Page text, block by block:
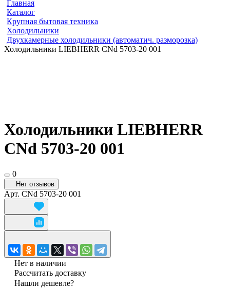
Главная
Каталог
Крупная бытовая техника
Холодильники
Двухкамерные холодильники (автоматич. разморозка)
Холодильники LIEBHERR CNd 5703-20 001
Холодильники LIEBHERR
CNd 5703-20 001
0
Нет отзывов
Арт. CNd 5703-20 001
Нет в наличии
Рассчитать доставку
Нашли дешевле?